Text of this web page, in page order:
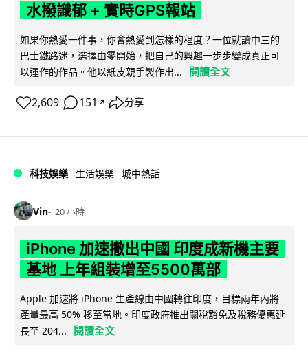
水撥識郁 + 實時GPS報站
如果你熱愛一件事，你會熱愛到怎樣的程度？一位就讀中三的
巴士鐵路迷，選擇由零開始，把自己的興趣一步步變成真正可
以運作的作品。他以紙皮親手製作出...
閱讀全文
2,609 151 ↗ 分享
科技娛樂 生活娛樂 城中熱話
Vin 20 小時
iPhone 加速撤出中國 印度成新機主要
基地 上年組裝增至5500萬部
Apple 加速將 iPhone 生產線由中國轉往印度，目標兩年內將
產量最高 50% 移至當地。印度政府推出關稅豁免及稅務優惠延
長至 204...
閱讀全文